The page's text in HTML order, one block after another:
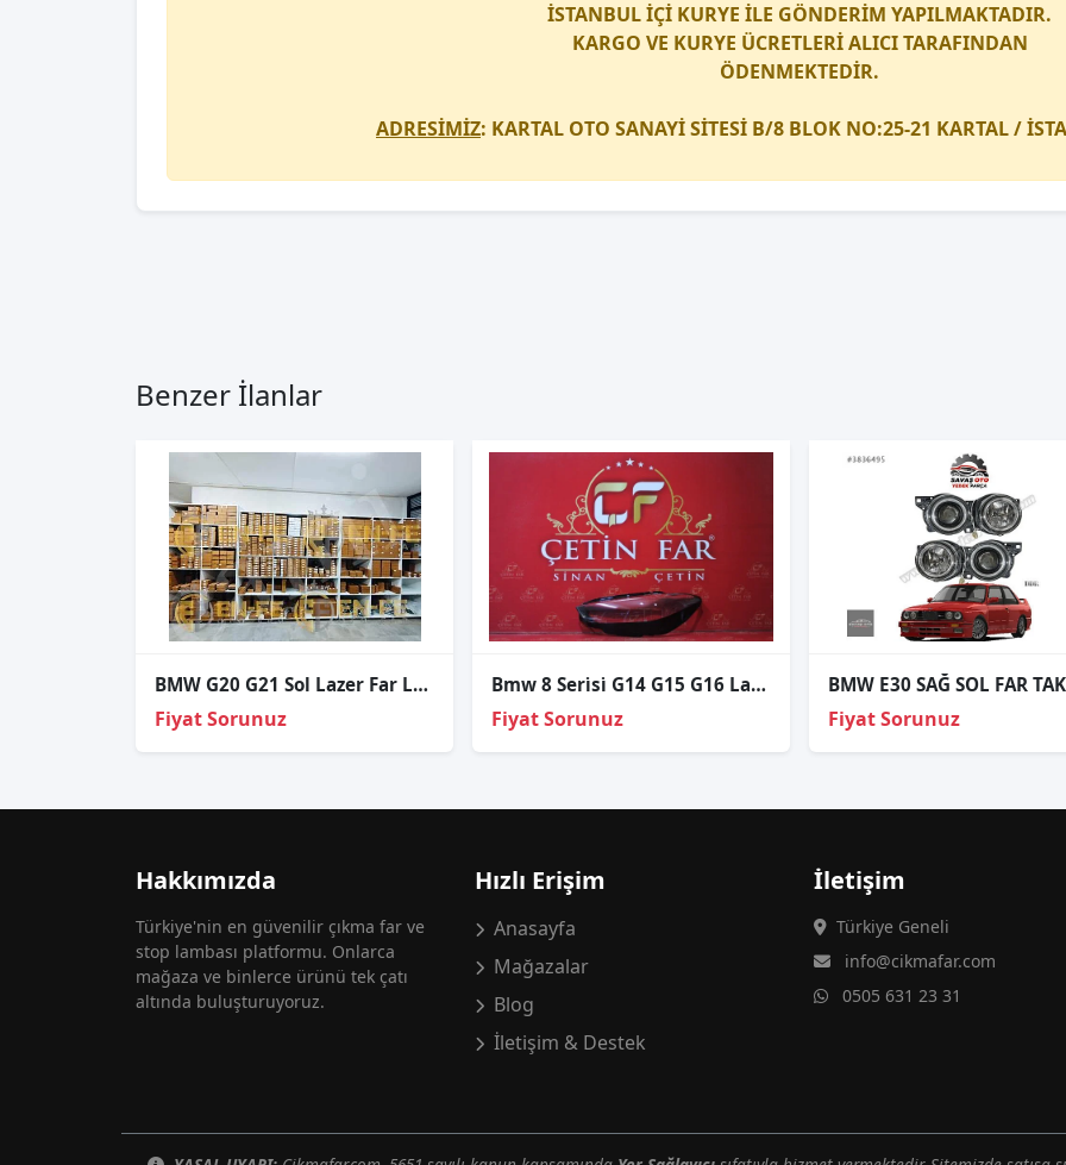
İSTANBUL İÇİ KURYE İLE GÖNDERİM YAPILMAKTADIR.
KARGO VE KURYE ÜCRETLERİ ALICI TARAFINDAN
ÖDENMEKTEDİR.
ADRESİMİZ: KARTAL OTO SANAYİ SİTESİ B/8 BLOK NO:25-21 KARTAL /
Benzer İlanlar
BMW G20 G21 Sol Lazer Far Led Modülü – 63118737143
Fiyat Sorunuz
Bmw 8 Seri̇si̇ G14 G15 G16 Laser Sol Far Cami 2020-2022
Fiyat Sorunuz Fiyat Sorunuz
Hakkımızda
Türkiye'nin en güvenilir çıkma far ve
stop lambası platformu. Onlarca
mağaza ve binlerce ürünü tek çatı
altında buluşturuyoruz.
Hızlı Erişim
Anasayfa
Mağazalar
Blog
İletişim & Destek
İletişim
Türkiye Geneli
info@cikmafar.com
0505 631 23 31